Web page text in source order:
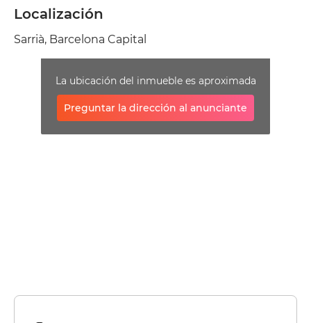
Localización
Sarrià, Barcelona Capital
La ubicación del inmueble es aproximada
Preguntar la dirección al anunciante